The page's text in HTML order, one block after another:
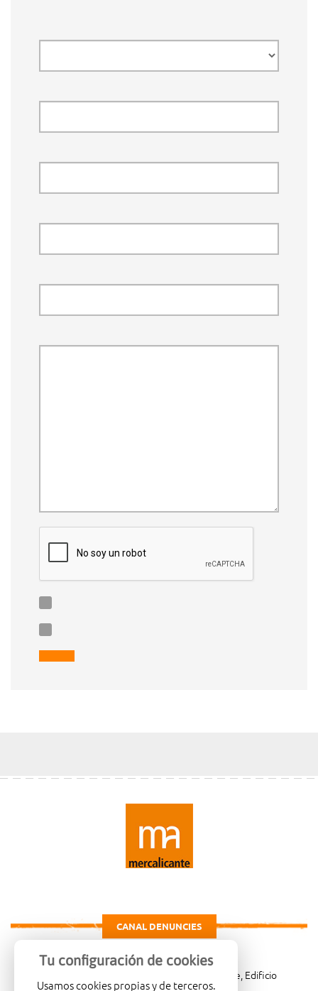
CANAL DENUNCIES
Carretera de Madrid Km. 4, 03007 Alicante, Edificio
Tu configuración de cookies
Usamos cookies propias y de terceros.